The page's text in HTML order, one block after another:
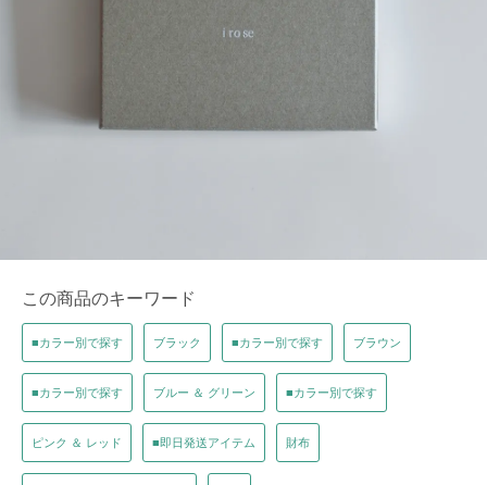
この商品のキーワード
■カラー別で探す ブラック ■カラー別で探す ブラウン
■カラー別で探す ブルー ＆ グリーン ■カラー別で探す
ピンク ＆ レッド ■即日発送アイテム 財布